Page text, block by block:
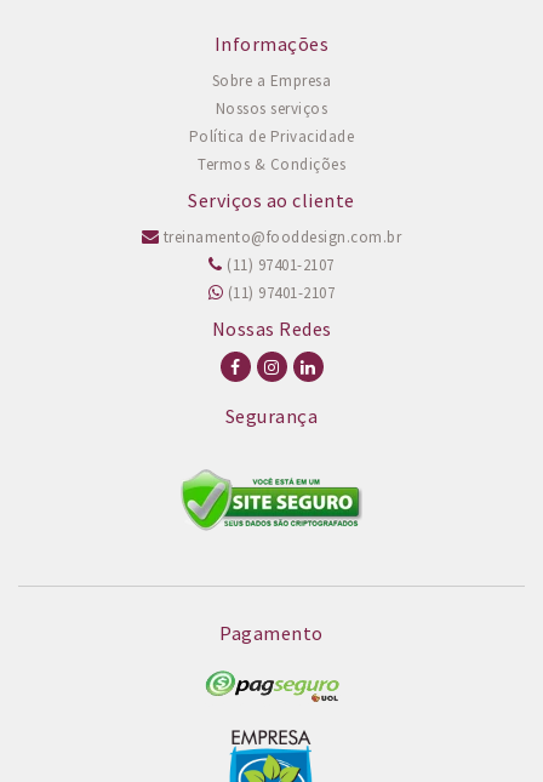
Informações
Sobre a Empresa
Nossos serviços
Política de Privacidade
Termos & Condições
Serviços ao cliente
treinamento@fooddesign.com.br
(11) 97401-2107
(11) 97401-2107
Nossas Redes
Segurança
Pagamento